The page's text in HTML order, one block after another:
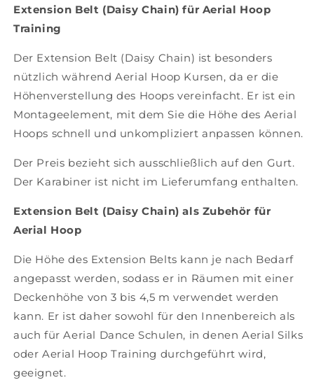
Extension Belt (Daisy Chain) für Aerial Hoop
Training
Der Extension Belt (Daisy Chain) ist besonders
nützlich während Aerial Hoop Kursen, da er die
Höhenverstellung des Hoops vereinfacht. Er ist ein
Montageelement, mit dem Sie die Höhe des Aerial
Hoops schnell und unkompliziert anpassen können.
Der Preis bezieht sich ausschließlich auf den Gurt.
Der Karabiner ist nicht im Lieferumfang enthalten.
Extension Belt (Daisy Chain) als Zubehör für
Aerial Hoop
Die Höhe des Extension Belts kann je nach Bedarf
angepasst werden, sodass er in Räumen mit einer
Deckenhöhe von 3 bis 4,5 m verwendet werden
kann. Er ist daher sowohl für den Innenbereich als
auch für Aerial Dance Schulen, in denen Aerial Silks
oder Aerial Hoop Training durchgeführt wird,
geeignet.